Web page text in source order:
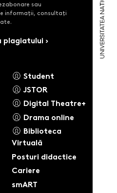
sau
informații, consultați
›
Student
JSTOR
Digital Theatre+
Drama online
Biblioteca
Virtuală
Posturi didactice
Cariere
smART